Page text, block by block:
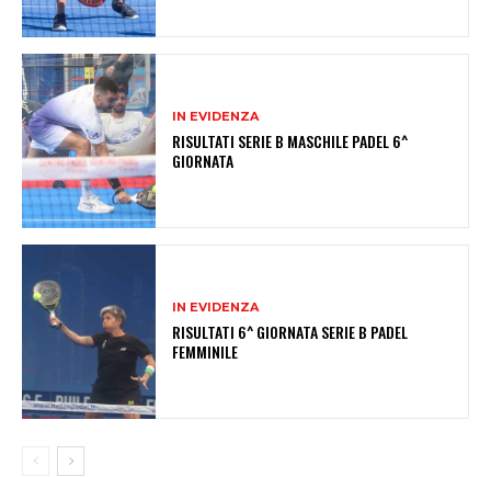
IN EVIDENZA
RISULTATI SERIE B MASCHILE PADEL 6^
GIORNATA
IN EVIDENZA
RISULTATI 6^ GIORNATA SERIE B PADEL
FEMMINILE